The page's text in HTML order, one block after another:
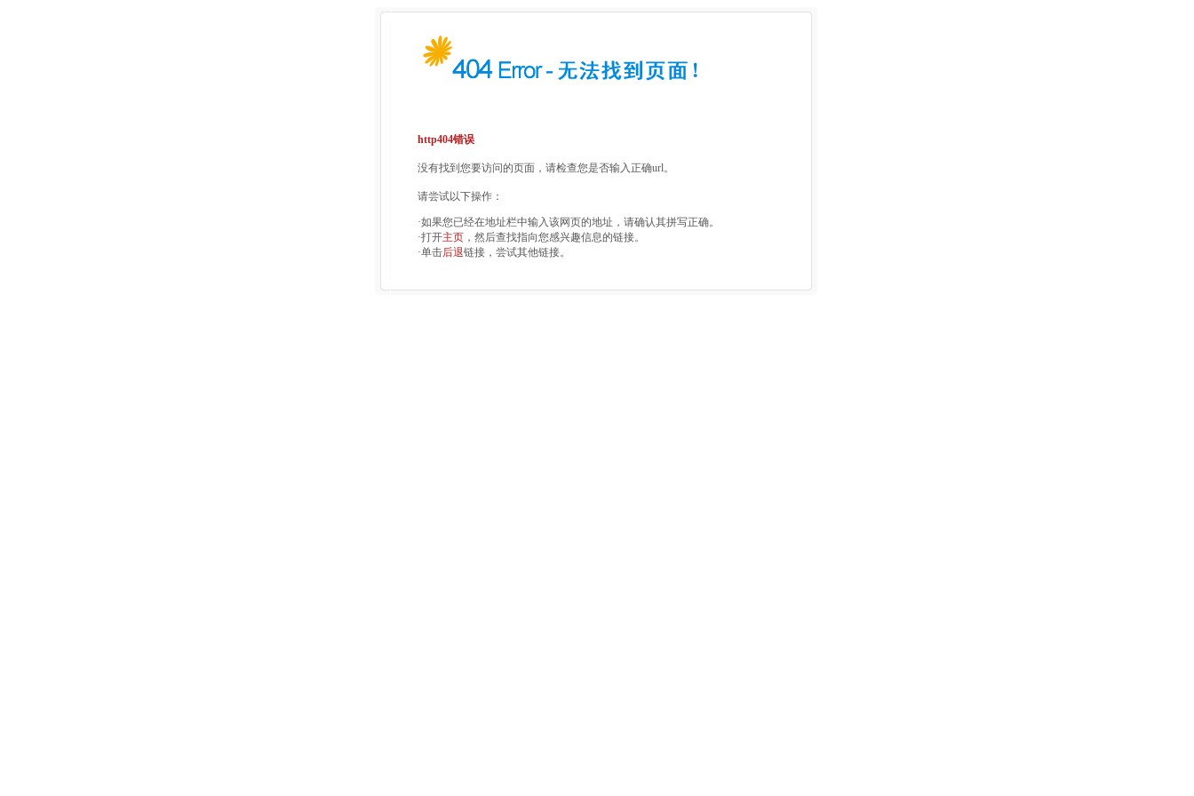
http404错误
没有找到您要访问的页面，请检查您是否输入正确url。
请尝试以下操作：
·如果您已经在地址栏中输入该网页的地址，请确认其拼写正确。
·打开主页 ，然后查找指向您感兴趣信息的链接。
·单击后退链接，尝试其他链接。